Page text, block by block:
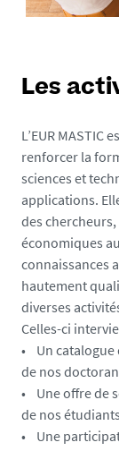
Les
L’EUR
renforcer la
sciences et
applications.
des
économiques
connaissances
hautement
diverses
Celles-ci
• Un catalogue
de nos
• Une offre de
de nos étudiants
• Une